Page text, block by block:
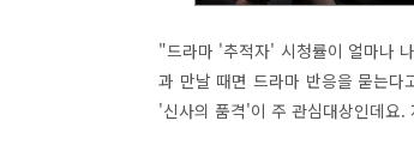
"드라마 '추적자' 시청률이 얼마나
과 만날 때면 드라마 반응을 묻는
'신사의 품격'이 주 관심대상인데요.